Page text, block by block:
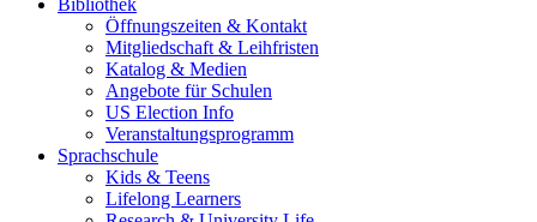
Bibliothek
Öffnungszeiten & Kontakt
Mitgliedschaft & Leihfristen
Katalog & Medien
Angebote für Schulen
US Election Info
Veranstaltungsprogramm
Sprachschule
Kids & Teens
Lifelong Learners